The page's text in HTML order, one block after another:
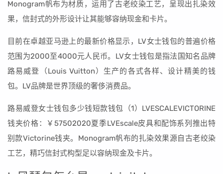
Monogram帆布为材质，运用了古老绞染工艺，呈现出扎染效
果，信封式的外形设计让其能够容纳现金和卡片。
目前在卓越亚马逊上的最新价格显示，LV女士钱包的普遍价格
范围为2000至4000元人民币。LV女士钱包是指法国知名品牌
路易威登（Louis Vuitton）生产的各式各样、设计精美的钱
包。LV品牌是世界顶级的奢侈消费品。
路易威登女士钱包多少钱短款钱包（1）LVESCALEVICTORINE
钱夹价格：￥57502020夏季LVEscale皮具和配饰系列推出特
别款Victorine钱夹。Monogram帆布的扎染效果源自古老绞染
工艺，精巧信封式构型足以容纳现金及卡片。